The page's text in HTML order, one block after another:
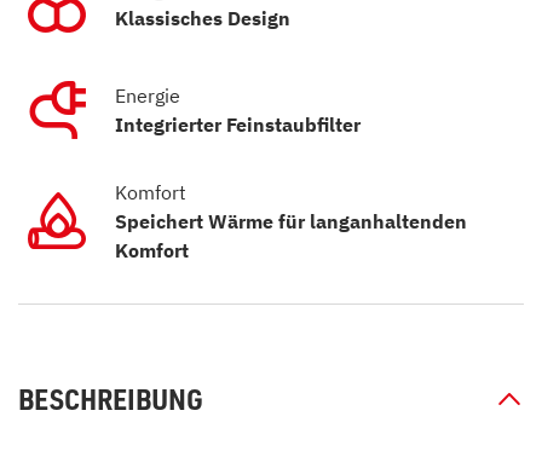
Klassisches Design
Energie
Integrierter Feinstaubfilter
Komfort
Speichert Wärme für langanhaltenden
Komfort
BESCHREIBUNG